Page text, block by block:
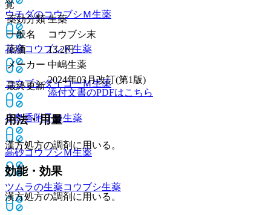
ウチダのコウブシＭ生薬
花扇コウブシＫ生薬
コウブシダイコーＭ生薬
小島香附子Ｍ生薬
高砂コウブシＭ生薬
ツムラの生薬コウブシ生薬
覚
薬効分類 生薬
一般名
コウブシ末
薬価
13.2円
メーカー 中嶋生薬
最終更新
2024年03月改訂(第1版)
添付文書のPDFはこちら
用法・用量
漢方処方の調剤に用いる。
効能・効果
漢方処方の調剤に用いる。